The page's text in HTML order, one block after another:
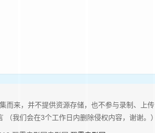
而来，并不提供资源存储，也不参与录制、上传
我们会在3个工作日内删除侵权内容，谢谢。）